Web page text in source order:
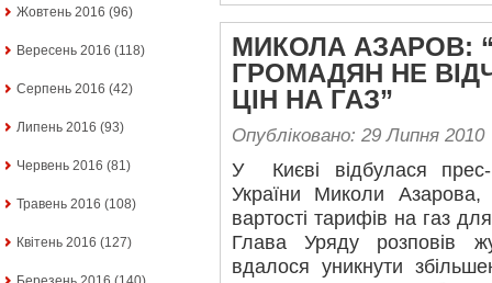
Жовтень 2016 (96)
Вересень 2016 (118)
Серпень 2016 (42)
Липень 2016 (93)
Червень 2016 (81)
Травень 2016 (108)
Квітень 2016 (127)
МИКОЛА АЗАРОВ:
ГРОМАДЯН НЕ
ЦІН НА ГАЗ”
Опубліковано: 29 Липня 2010
У Києві відбулася прес-
України Миколи Азарова,
вартості тарифів на газ
Глава Уряду розповів
вдалося уникнути